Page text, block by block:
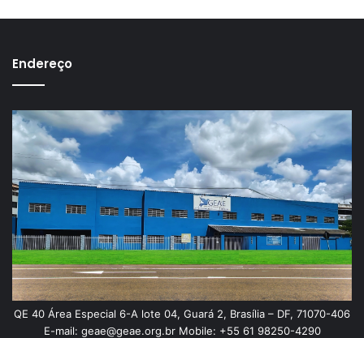
Endereço
QE 40 Área Especial 6-A lote 04, Guará 2, Brasília – DF, 71070-406
E-mail: geae@geae.org.br Mobile: +55 61 98250-4290